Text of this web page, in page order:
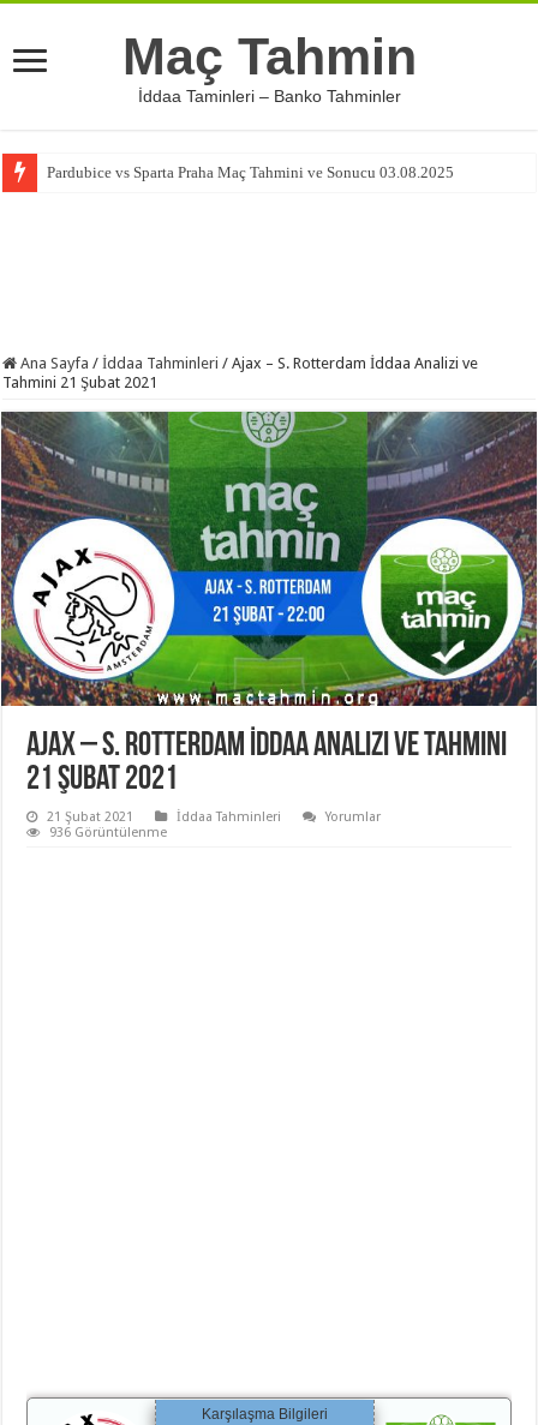
Maç Tahmin
İddaa Taminleri – Banko Tahminler
Pardubice vs Sparta Praha Maç Tahmini ve Sonucu 03.08.2025
Ana Sayfa / İddaa Tahminleri / Ajax – S. Rotterdam İddaa Analizi ve
Tahmini 21 Şubat 2021
Ajax – S. Rotterdam İddaa Analizi ve Tahmini
21 Şubat 2021
21 Şubat 2021 İddaa Tahminleri
Yorumlar
936 Görüntülenme
Karşılaşma Bilgileri